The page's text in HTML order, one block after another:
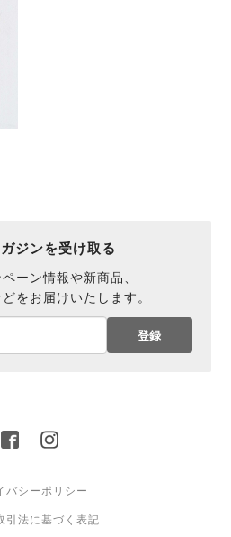
ジンを受け取る
ーン情報や新商品、
をお届けいたします。
登録
バシーポリシー
引法に基づく表記